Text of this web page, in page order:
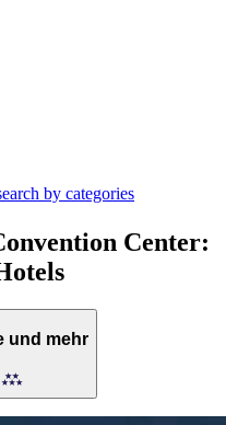
by categories
Center:
und mehr